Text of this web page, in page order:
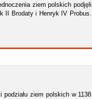
ziem polskich podjęli
II Brodaty i Henryk IV Probus.
ziem polskich w 1138